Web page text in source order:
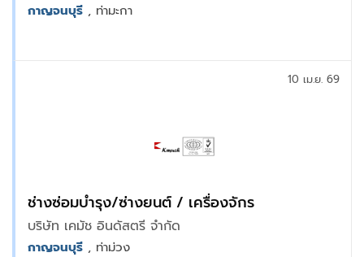
กาญจนบุรี , ท่ามะกา
ช่างซ่อมบำรุง/ซ่างยนต์ / เครื่องจักร
บริษัท เคมัช อินดัสตรี จำกัด
10 เม.ย. 69
กาญจนบุรี , ท่าม่วง